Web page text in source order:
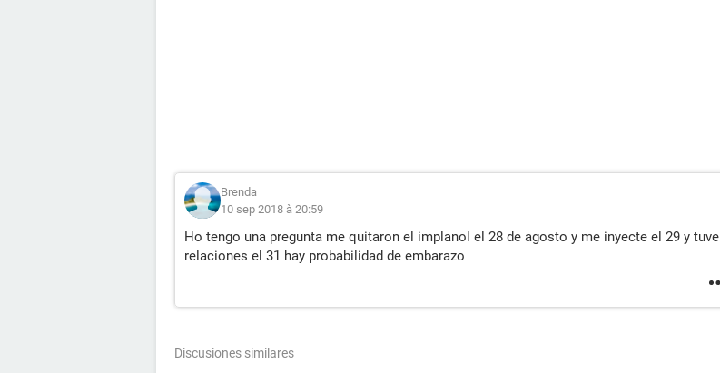
Brenda
10 sep 2018 à 20:59
Ho tengo una pregunta me quitaron el implanol el 28 de agosto y me inyecte el 29 y tuve
relaciones el 31 hay probabilidad de embarazo
Discusiones similares